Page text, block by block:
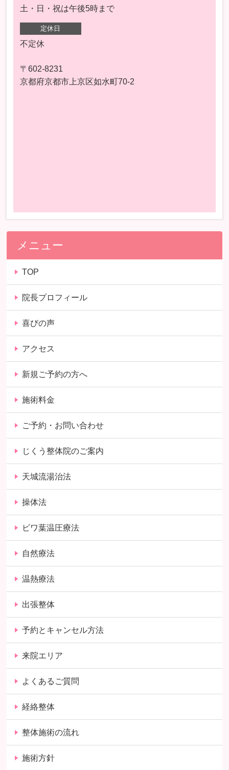
土・日・祝は午後5時まで
定休日
不定休
〒602-8231
京都府京都市上京区如水町70-2
メニュー
TOP
院長プロフィール
喜びの声
アクセス
新規ご予約の方へ
施術料金
ご予約・お問い合わせ
じくう整体院のご案内
天城流湯治法
操体法
ビワ葉温圧療法
自然療法
温熱療法
出張整体
予約とキャンセル方法
来院エリア
よくあるご質問
経絡整体
整体施術の流れ
施術方針